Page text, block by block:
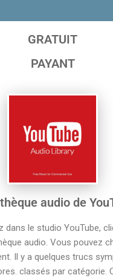
GRATUIT
PAYANT
audio de
dans le studio YouTube,
audio. Vous pouvez
Il y a quelques trucs
classés par catégorie.